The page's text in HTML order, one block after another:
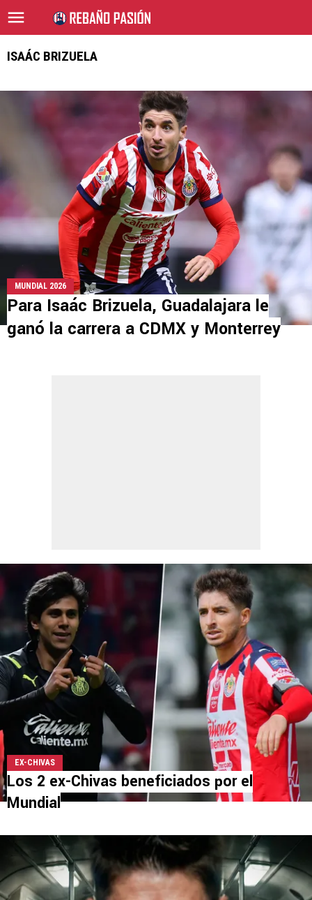
ISAÁC BRIZUELA
MUNDIAL 2026
Para Isaác Brizuela, Guadalajara le
ganó la carrera a CDMX y Monterrey
EX-CHIVAS
Los 2 ex-Chivas beneficiados por el
Mundial